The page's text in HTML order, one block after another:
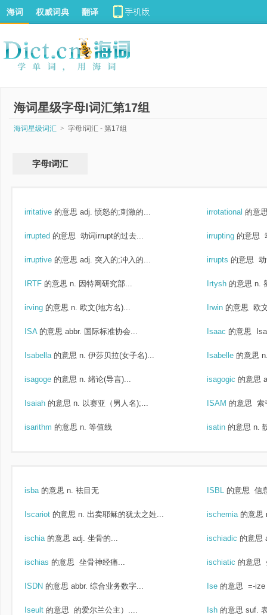
海词 权威词典 翻译
海词星级字母I词汇第17组
海词星级词汇 > 字母I词汇 - 第17组
字母I词汇
irritative 的意思 adj. 愤怒的;刺激的... irrotational 的意
irrupted 的意思 动词irrupt的过去... irrupting 的意思
irruptive 的意思 adj. 突入的;冲入的... irrupts 的意思
IRTF 的意思 n. 因特网研究部... Irtysh 的意思 n.
irving 的意思 n. 欧文(地方名)... Irwin 的意思 欧
ISA 的意思 abbr. 国际标准协会... Isaac 的意思
Isabella 的意思 n. 伊莎贝拉(女子名)... Isabelle 的意思
isagoge 的意思 n. 绪论(导言)... isagogic 的意思
Isaiah 的意思 n. 以赛亚（男人名);... ISAM 的意思 索
isarithm 的意思 n. 等值线 isatin 的意思 n.
isba 的意思 n. 袪目无 ISBL 的意思 信
Iscariot 的意思 n. 出卖耶稣的犹太之姓... ischemia 的意思
ischia 的意思 adj. 坐骨的... ischiadic 的意思
ischias 的意思 坐骨神经痛... ischiatic 的意思
ISDN 的意思 abbr. 综合业务数字... Ise 的意思 =-ize
Iseult 的意思 的爱尔兰公主）.... Ish 的意思 suf.